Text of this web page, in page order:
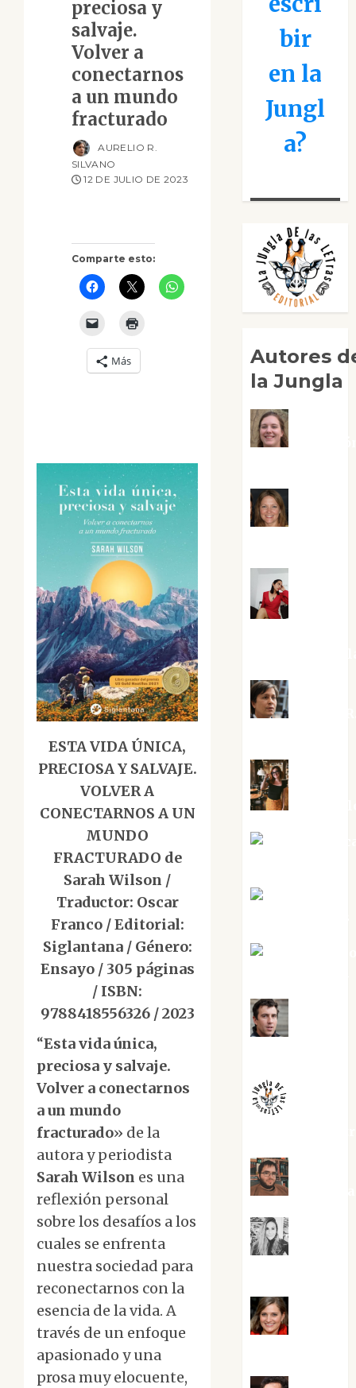
preciosa y
salvaje.
Volver a
conectarnos
a un mundo
fracturado
Comparte esto:
Más
AURELIO R.
SILVANO
12 DE JULIO DE 2023
ESTA VIDA ÚNICA,
PRECIOSA Y SALVAJE.
VOLVER A
CONECTARNOS A UN
MUNDO
FRACTURADO de
Sarah Wilson /
Traductor: Oscar
Franco / Editorial:
Siglantana / Género:
Ensayo / 305 páginas
/ ISBN:
9788418556326 / 2023
“Esta vida única,
preciosa y salvaje.
Volver a conectarnos
a un mundo
fracturado» de la
autora y periodista
Sarah Wilson es una
reflexión personal
sobre los desafíos a los
cuales se enfrenta
nuestra sociedad para
reconectarnos con la
esencia de la vida. A
través de un enfoque
apasionado y una
prosa muy elocuente,
bir
en la
Jungl
a?
Autores
la Jungla